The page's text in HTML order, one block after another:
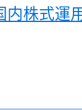
内株式運